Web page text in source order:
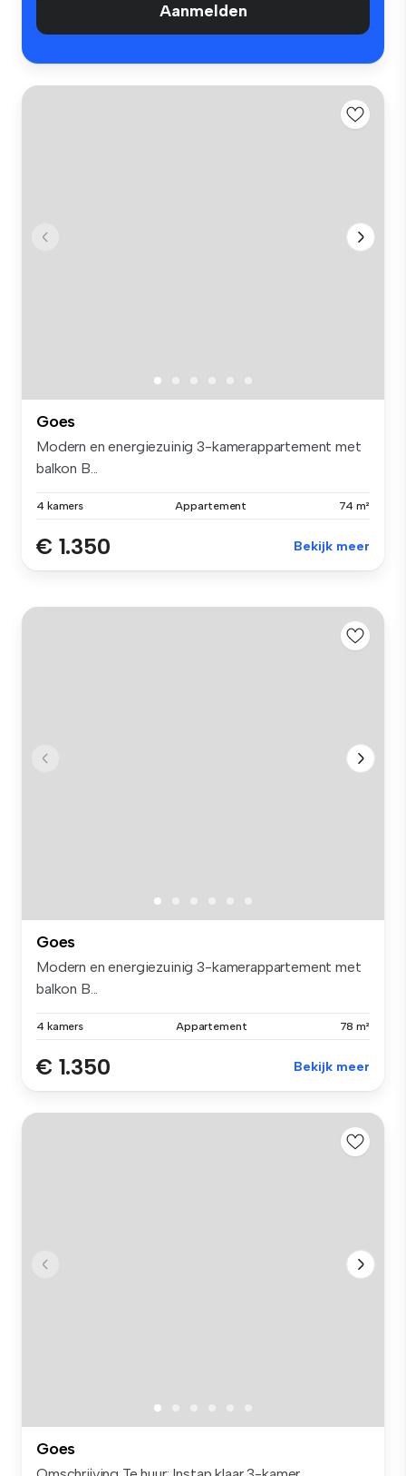
Aanmelden
Goes
Modern en energiezuinig 3-kamerappartement met
balkon B...
4 kamers Appartement 74 m²
€ 1.350 Bekijk meer
Goes
Modern en energiezuinig 3-kamerappartement met
balkon B...
4 kamers Appartement 78 m²
€ 1.350 Bekijk meer
Goes